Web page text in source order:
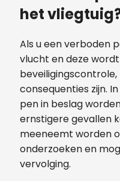
het
Als u een verboden
vlucht en deze
consequenties zijn.
pen in beslag
ernstigere gevallen
meeneemt worden
onderzoeken en
vervolging.